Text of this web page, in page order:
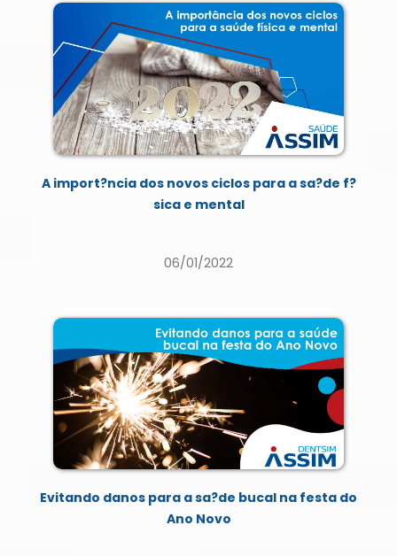
A import?ncia dos novos ciclos para a sa?de f?
sica e mental
06/01/2022
Evitando danos para a sa?de bucal na festa do
Ano Novo